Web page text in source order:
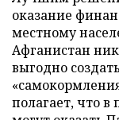
оказание
местному
Афганистан
выгодно
полагает, что